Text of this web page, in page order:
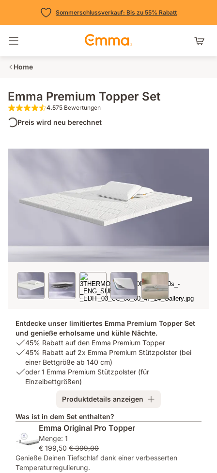
Sommerschlussverkauf: Bis zu 55% Rabatt
Navigation umschalten
Home
Emma Premium Topper Set
4.5 von 5 Sternen 75 Bewertungen
4.575 Bewertungen
Preis wird neu berechnet
Entdecke unser limitiertes Emma Premium Topper Set
und genieße erholsame und kühle Nächte.
USP
1:
45%
Rabatt
Topper
45% Rabatt auf den Emma Premium Topper
USP
45%
Rabatt
Premium
Stützpolster
(bei
Bettgröße
ab
45% Rabatt auf 2x Emma Premium Stützpolster (bei
einer Bettgröße ab 140 cm)
USP
Premium
Stützpolster
(für
Einzelbettgrößen)
oder 1 Emma Premium Stützpolster (für
Einzelbettgrößen)
Produktdetails anzeigen
Was ist in dem Set enthalten?
Emma Original Pro Topper
Menge: 1
€ 199,50 € 399,00
Genieße Deinen Tiefschlaf dank einer verbesserten
Temperaturregulierung.